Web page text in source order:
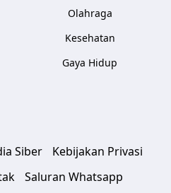
Olahraga
Kesehatan
Gaya Hidup
Siber
Kebijakan Privasi
Saluran Whatsapp